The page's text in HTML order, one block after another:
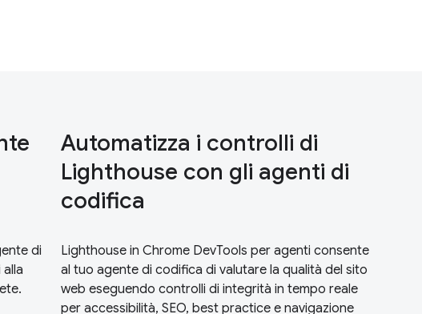
di
Automatizza i controlli di
Lighthouse con gli agenti di
codifica
Lighthouse in Chrome DevTools per agenti consente
al tuo agente di codifica di valutare la qualità del sito
web eseguendo controlli di integrità in tempo reale
per accessibilità, SEO, best practice e navigazione